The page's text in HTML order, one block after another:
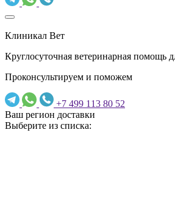
Клиникал Вет
Круглосуточная ветеринарная помощь
Проконсультируем и поможем
+7 499 113 80 52
Ваш регион доставки
Выберите из списка: